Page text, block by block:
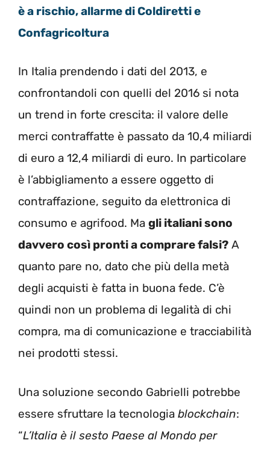
è a rischio, allarme di Coldiretti e
Confagricoltura
In Italia prendendo i dati del 2013, e
confrontandoli con quelli del 2016 si nota
un trend in forte crescita: il valore delle
merci contraffatte è passato da 10,4 miliardi
di euro a 12,4 miliardi di euro. In particolare
è l’abbigliamento a essere oggetto di
contraffazione, seguito da elettronica di
consumo e agrifood. Ma gli italiani sono
davvero così pronti a comprare falsi? A
quanto pare no, dato che più della metà
degli acquisti è fatta in buona fede. C’è
quindi non un problema di legalità di chi
compra, ma di comunicazione e tracciabilità
nei prodotti stessi.
Una soluzione secondo Gabrielli potrebbe
essere sfruttare la tecnologia blockchain:
“L’Italia è il sesto Paese al Mondo per